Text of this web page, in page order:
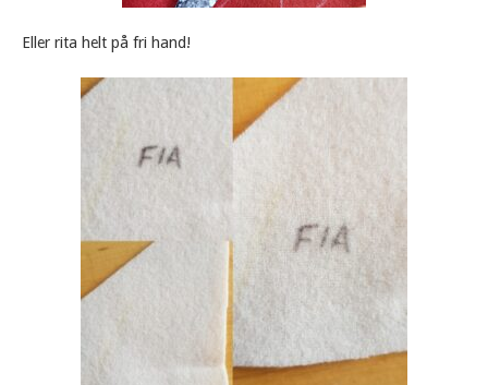
Eller rita helt på fri hand!